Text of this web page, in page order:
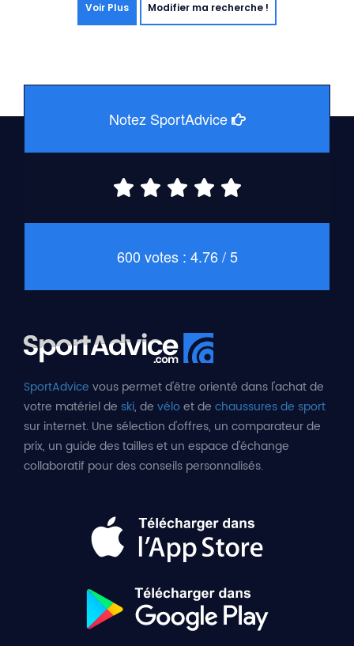
Voir Plus Modifier ma recherche !
Notez SportAdvice
600 votes : 4.76 / 5
SportAdvice vous permet d'être orienté dans l'achat de
votre matériel de ski, de véloet de chaussures de sport
sur internet. Une sélection d'offres, un comparateur de
prix, un guide des tailles et un espace d'échange
collaboratif pour des conseils personnalisés.